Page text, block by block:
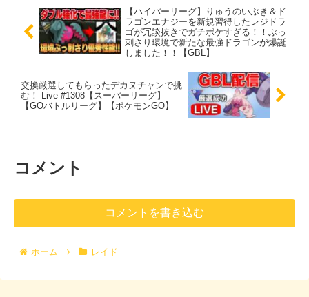
【ハイパーリーグ】りゅうのいぶき＆ド
ラゴンエナジーを新規習得したレジドラ
ゴが冗談抜きでガチポケすぎる！！ぶっ
刺さり環境で新たな最強ドラゴンが爆誕
しました！！【GBL】
交換厳選してもらったデカヌチャンで挑
む！ Live #1308【スーパーリーグ】
【GOバトルリーグ】【ポケモンGO】
コメント
コメントを書き込む
ホーム レイド